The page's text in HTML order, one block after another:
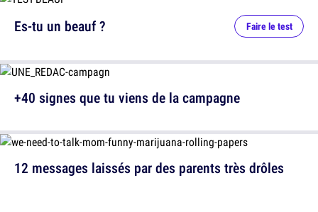
12 messages laissés par des parents très drôles
Es-tu un beauf ? Faire le test
+40 signes que tu viens de la campagne